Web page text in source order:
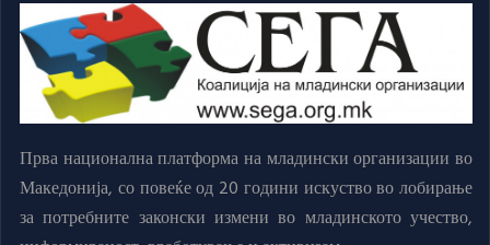
Прва национална платформа на младински организации во
Македонија, со повеќе од 20 години искуство во лобирање
за потребните законски измени во младинското учество,